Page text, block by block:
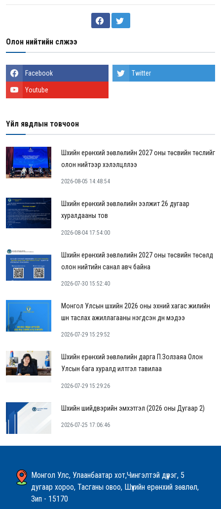
Олон нийтийн сүлжээ
Facebook Twitter
Youtube
Үйл явдлын товчоон
Шүүхийн ерөнхий зөвлөлийн 2027 оны төсвийн төслийг
олон нийтээр хэлэлцүүллээ
2026-08-05 14:48:54
Шүүхийн ерөнхий зөвлөлийн ээлжит 26 дугаар
хуралдааны тов
2026-08-04 17:54:00
Шүүхийн ерөнхий зөвлөлийн 2027 оны төсвийн төсөлд
олон нийтийн санал авч байна
2026-07-30 15:52:40
Монгол Улсын шүүхийн 2026 оны эхний хагас жилийн
шүүн таслах ажиллагааны нэгдсэн дүн мэдээ
2026-07-29 15:29:52
Шүүхийн ерөнхий зөвлөлийн дарга П.Золзаяа Олон
Улсын бага хуралд илтгэл тавилаа
2026-07-29 15:29:26
Шүүхийн шийдвэрийн эмхэтгэл (2026 оны Дугаар 2)
2026-07-25 17:06:46
Монгол Улс, Улаанбаатар хот,Чингэлтэй дүүрэг, 5
дугаар хороо, Тасганы овоо, Шүүхийн ерөнхий зөвлөл,
Зип - 15170